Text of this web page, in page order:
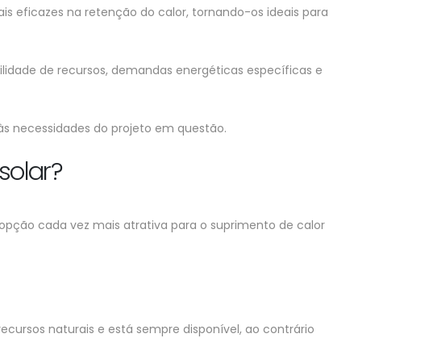
eficazes na retenção do calor, tornando-os ideais para
de recursos, demandas energéticas específicas e
necessidades do projeto em questão.
cada vez mais atrativa para o suprimento de calor
naturais e está sempre disponível, ao contrário